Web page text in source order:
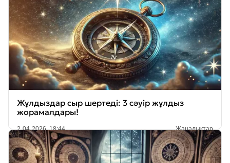
Жұлдыздар сыр шертеді: 3 сәуір жұлдыз
жорамалдары!
2-04-2026, 18:44 Жаңалықтар